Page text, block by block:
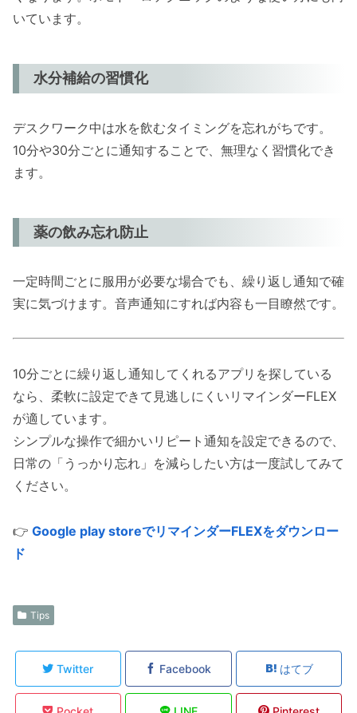
いています。
水分補給の習慣化
デスクワーク中は水を飲むタイミングを忘れがちです。
10分や30分ごとに通知することで、無理なく習慣化でき
ます。
薬の飲み忘れ防止
一定時間ごとに服用が必要な場合でも、繰り返し通知で確
実に気づけます。音声通知にすれば内容も一目瞭然です。
10分ごとに繰り返し通知してくれるアプリを探している
なら、柔軟に設定できて見逃しにくいリマインダーFLEX
が適しています。
シンプルな操作で細かいリピート通知を設定できるので、
日常の「うっかり忘れ」を減らしたい方は一度試してみて
ください。
👉 Google play storeでリマインダーFLEXをダウンロー
ド
Tips
Twitter Facebook はてブ